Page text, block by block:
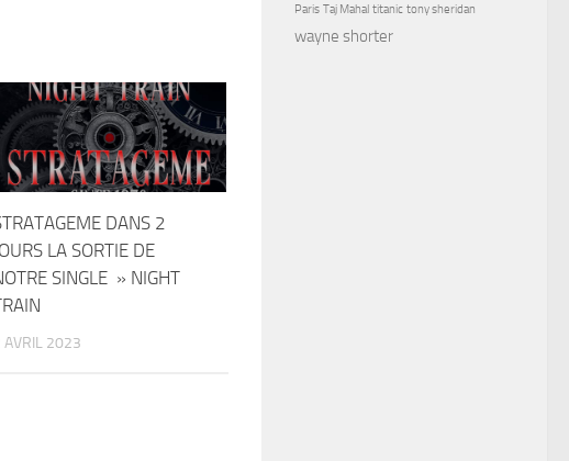
DANS 2
LA SORTIE DE
SINGLE » NIGHT
AVRIL 2023
Paris Taj Mahal titanic tony sheridan
wayne shorter